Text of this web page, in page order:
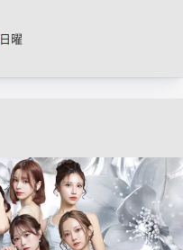
日曜